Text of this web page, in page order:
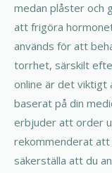
medan plåster och
att frigöra
används för att
torrhet, särskilt
online är det viktigt
baserat på din
erbjuder att order
rekommenderat
säkerställa att du